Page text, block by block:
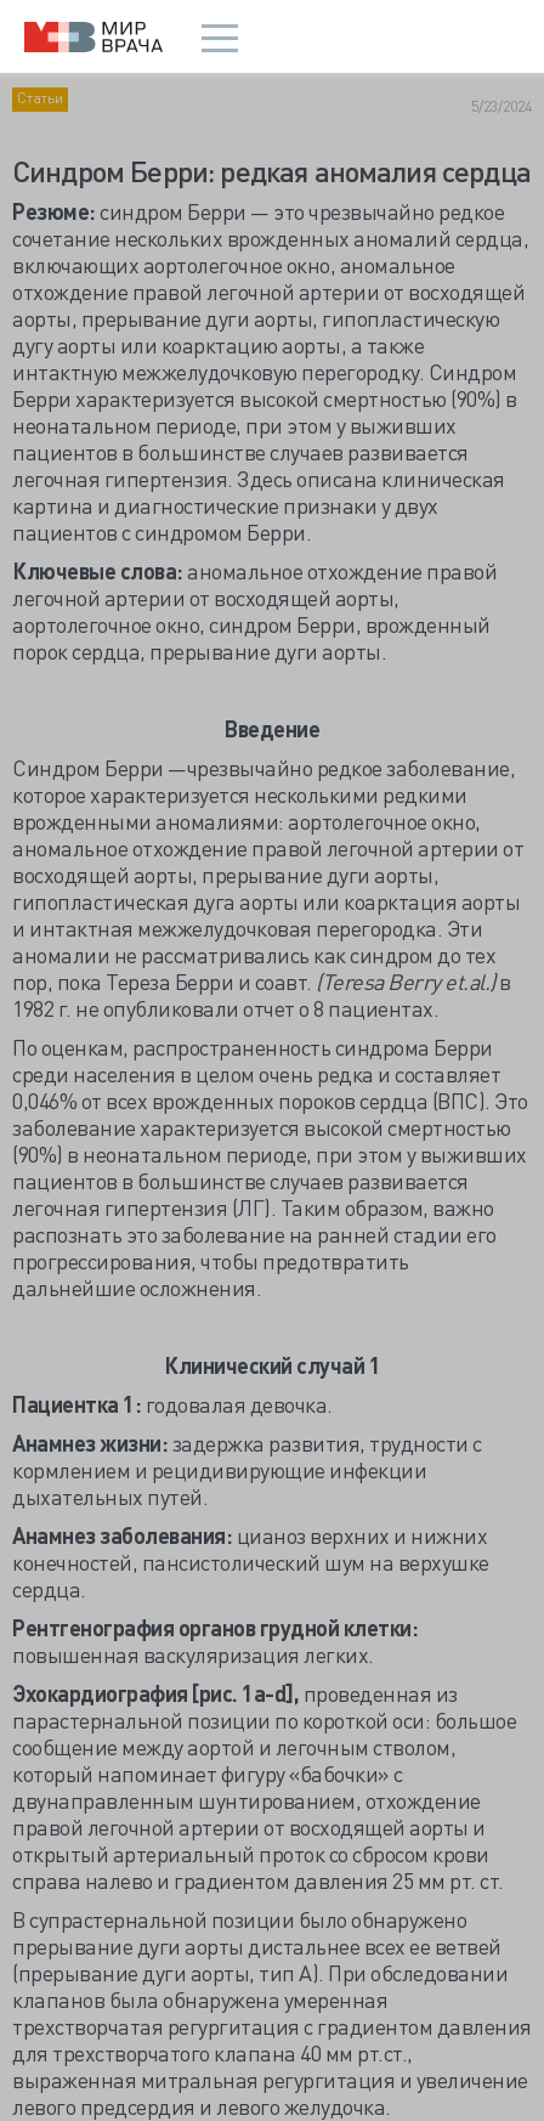
Статьи 5/23/2024
Синдром Берри: редкая аномалия сердца
Резюме:синдром Берри — это чрезвычайно редкое
сочетание нескольких врожденных аномалий сердца,
включающих аортолегочное окно, аномальное
отхождение правой легочной артерии от восходящей
аорты, прерывание дуги аорты, гипопластическую
дугу аорты или коарктацию аорты, а также
интактную межжелудочковую перегородку. Синдром
Берри характеризуется высокой смертностью (90%) в
неонатальном периоде, при этом у выживших
пациентов в большинстве случаев развивается
легочная гипертензия. Здесь описана клиническая
картина и диагностические признаки у двух
пациентов с синдромом Берри.
Ключевые слова:аномальное отхождение правой
легочной артерии от восходящей аорты,
аортолегочное окно, синдром Берри, врожденный
порок сердца, прерывание дуги аорты.
Введение
Синдром Берри —чрезвычайно редкое заболевание,
которое характеризуется несколькими редкими
врожденными аномалиями: аортолегочное окно,
аномальное отхождение правой легочной артерии от
восходящей аорты, прерывание дуги аорты,
гипопластическая дуга аорты или коарктация аорты
и интактная межжелудочковая перегородка. Эти
аномалии не рассматривались как синдром до тех
пор, пока Тереза Берри и соавт. (Teresa Berry et.al.)в
1982 г. не опубликовали отчет о 8 пациентах.
По оценкам, распространенность синдрома Берри
среди населения в целом очень редка и составляет
0,046% от всех врожденных пороков сердца (ВПС). Это
заболевание характеризуется высокой смертностью
(90%) в неонатальном периоде, при этом у выживших
пациентов в большинстве случаев развивается
легочная гипертензия (ЛГ). Таким образом, важно
распознать это заболевание на ранней стадии его
прогрессирования, чтобы предотвратить
дальнейшие осложнения.
Клинический случай 1
Пациентка 1: годовалая девочка.
Анамнез жизни:задержка развития, трудности с
кормлением и рецидивирующие инфекции
дыхательных путей.
Анамнез заболевания: цианоз верхних и нижних
конечностей, пансистолический шум на верхушке
сердца.
Рентгенография органов грудной клетки:
повышенная васкуляризация легких.
Эхокардиография [рис. 1а-d], проведенная из
парастернальной позиции по короткой оси: большое
сообщение между аортой и легочным стволом,
который напоминает фигуру «бабочки» с
двунаправленным шунтированием, отхождение
правой легочной артерии от восходящей аорты и
открытый артериальный проток со сбросом крови
справа налево и градиентом давления 25 мм рт. ст.
В супрастернальной позиции было обнаружено
прерывание дуги аорты дистальнее всех ее ветвей
(прерывание дуги аорты, тип А). При обследовании
клапанов была обнаружена умеренная
трехстворчатая регургитация с градиентом давления
для трехстворчатого клапана 40 мм рт.ст.,
выраженная митральная регургитация и увеличение
левого предсердия и левого желудочка.